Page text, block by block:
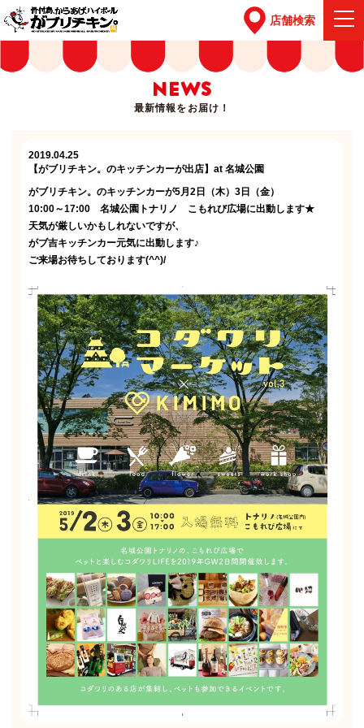
店舗検索
NEWS
最新情報をお届け！
2019.04.25
【がブリチキン。のキッチンカーが出店】at 名城公園
がブリチキン。のキッチンカーが5月2日（木）3日（金）
10:00～17:00 名城公園トナリノ こもれび広場に出動します★
天気が厳しいかもしれないですが、
がブ吉キッチンカー元気に出動します♪
ご来場お待ちしております(^^)/